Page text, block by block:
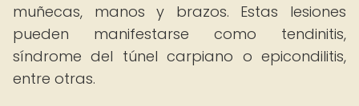
muñecas, manos y brazos. Estas lesiones
pueden manifestarse como tendinitis,
síndrome del túnel carpiano o epicondilitis,
entre otras.